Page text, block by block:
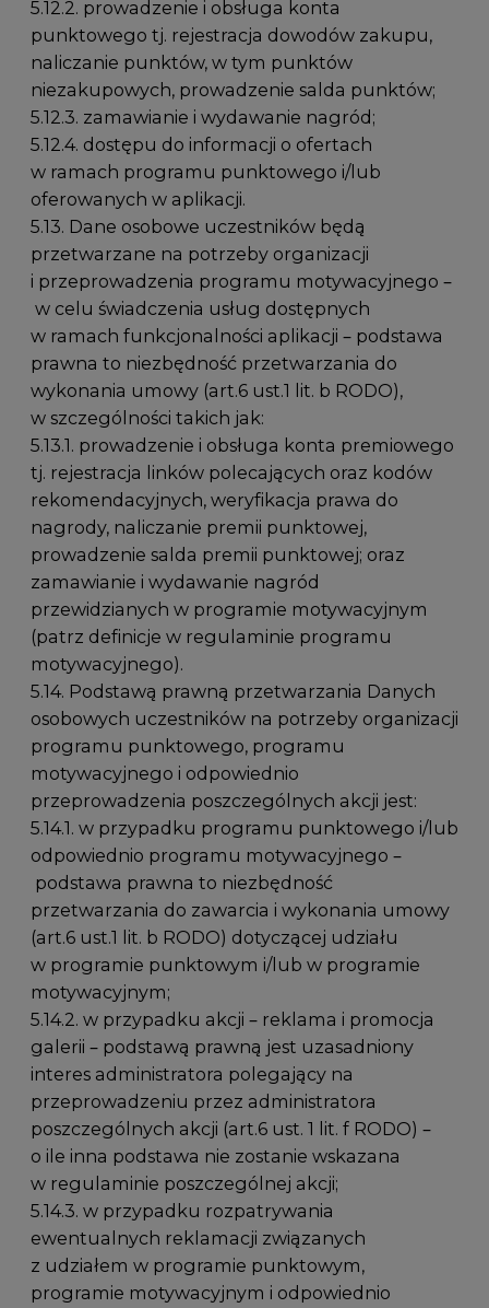
5.12.2. prowadzenie i obsługa konta
punktowego tj. rejestracja dowodów zakupu,
naliczanie punktów, w tym punktów
niezakupowych, prowadzenie salda punktów;
5.12.3. zamawianie i wydawanie nagród;
5.12.4. dostępu do informacji o ofertach
w ramach programu punktowego i/lub
oferowanych w aplikacji.
5.13. Dane osobowe uczestników będą
przetwarzane na potrzeby organizacji
i przeprowadzenia programu motywacyjnego –
w celu świadczenia usług dostępnych
w ramach funkcjonalności aplikacji – podstawa
prawna to niezbędność przetwarzania do
wykonania umowy (art.6 ust.1 lit. b RODO),
w szczególności takich jak:
5.13.1. prowadzenie i obsługa konta premiowego
tj. rejestracja linków polecających oraz kodów
rekomendacyjnych, weryfikacja prawa do
nagrody, naliczanie premii punktowej,
prowadzenie salda premii punktowej; oraz
zamawianie i wydawanie nagród
przewidzianych w programie motywacyjnym
(patrz definicje w regulaminie programu
motywacyjnego).
5.14. Podstawą prawną przetwarzania Danych
osobowych uczestników na potrzeby organizacji
programu punktowego, programu
motywacyjnego i odpowiednio
przeprowadzenia poszczególnych akcji jest:
5.14.1. w przypadku programu punktowego i/lub
odpowiednio programu motywacyjnego –
podstawa prawna to niezbędność
przetwarzania do zawarcia i wykonania umowy
(art.6 ust.1 lit. b RODO) dotyczącej udziału
w programie punktowym i/lub w programie
motywacyjnym;
5.14.2. w przypadku akcji – reklama i promocja
galerii – podstawą prawną jest uzasadniony
interes administratora polegający na
przeprowadzeniu przez administratora
poszczególnych akcji (art.6 ust. 1 lit. f RODO) –
o ile inna podstawa nie zostanie wskazana
w regulaminie poszczególnej akcji;
5.14.3. w przypadku rozpatrywania
ewentualnych reklamacji związanych
z udziałem w programie punktowym,
programie motywacyjnym i odpowiednio